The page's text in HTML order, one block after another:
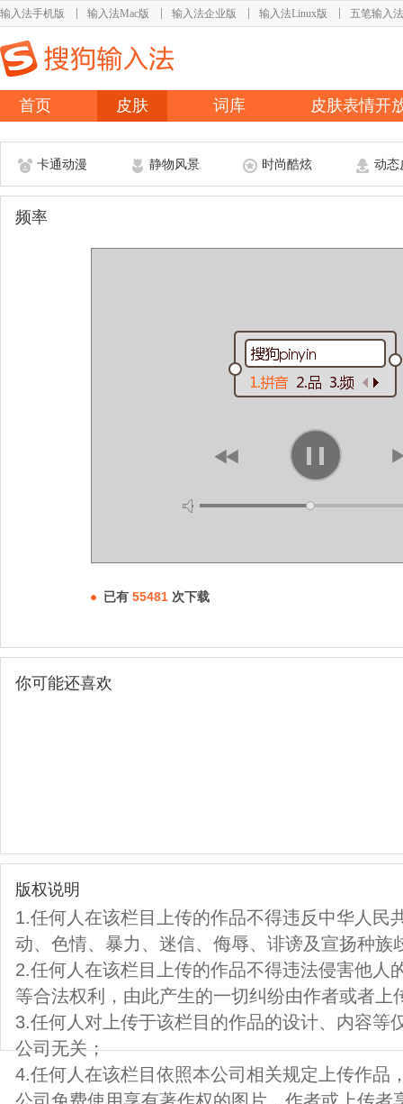
输入法手机版 输入法Mac版 输入法企业版 输入法Linux版 五笔输入法
首页 皮肤 词库 皮肤表情开
卡通动漫 静物风景 时尚酷炫 动态
频率
已有 55481 次下载
你可能还喜欢
版权说明
1.任何人在该栏目上传的作品不得违反中华人民
动、色情、暴力、迷信、侮辱、诽谤及宣扬种族
2.任何人在该栏目上传的作品不得违法侵害他人
等合法权利，由此产生的一切纠纷由作者或者上
3.任何人对上传于该栏目的作品的设计、内容等
公司无关；
4.任何人在该栏目依照本公司相关规定上传作品